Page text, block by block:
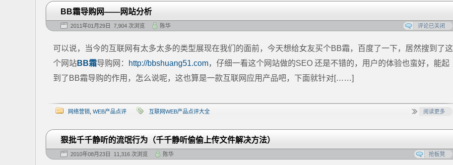
BB霜导购网——网站分析
2011年01月29日 7,904 次浏览 陈华 评论已关闭
可以说，当今的互联网有太多太多的类型展现在我们的面前，今天想给女友买个BB霜，百度了一下，居然搜到了这
个网站BB霜导购网： http://bbshuang51.com，仔细一看这个网站做的SEO 还是不错的，用户的体验也蛮好，能起
到了BB霜导购的作用，怎么说呢，这也算是一款互联网应用产品吧，下面就针对[……]
网络营销 WEB产品点评 互联网WEB产品点评大全 阅读更多
狠批千千静听的流氓行为（千千静听偷偷上传文件解决方法）
2010年08月23日 11,316 次浏览 陈华 抢板凳